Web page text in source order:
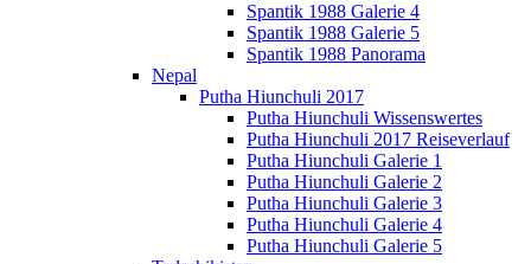
Spantik 1988 Galerie 4
Spantik 1988 Galerie 5
Spantik 1988 Panorama
Nepal
Putha Hiunchuli 2017
Putha Hiunchuli Wissenswertes
Putha Hiunchuli 2017 Reiseverlauf
Putha Hiunchuli Galerie 1
Putha Hiunchuli Galerie 2
Putha Hiunchuli Galerie 3
Putha Hiunchuli Galerie 4
Putha Hiunchuli Galerie 5